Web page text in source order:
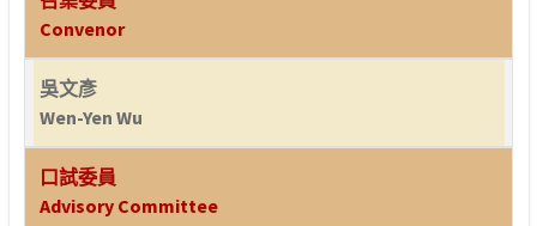
Convenor
吳文彥
Wen-Yen Wu
口試委員
Advisory Committee